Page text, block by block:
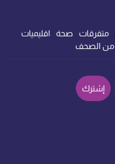
متفرقات صحة
اقليميات
من الصحف
إشترك